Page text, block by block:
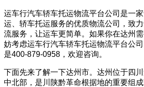
运车行汽车轿车托运物流平台公司是一
运、轿车托运服务的优质物流公司，致
流服务，让运车更简单。如果你在达州
妨考虑运车行汽车轿车托运物流平台公
是400-879-0958，欢迎咨询。
下面先来了解一下达州市。达州位于四
中北部，是川陕黔革命根据地的重要组